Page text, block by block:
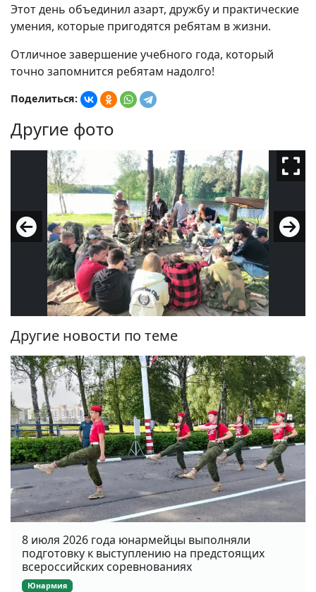
Этот день объединил азарт, дружбу и практические
умения, которые пригодятся ребятам в жизни.
Отличное завершение учебного года, который
точно запомнится ребятам надолго!
Поделиться:
Другие фото
Другие новости по теме
8 июля 2026 года юнармейцы выполняли
подготовку к выступлению на предстоящих
всероссийских соревнованиях
Юнармия